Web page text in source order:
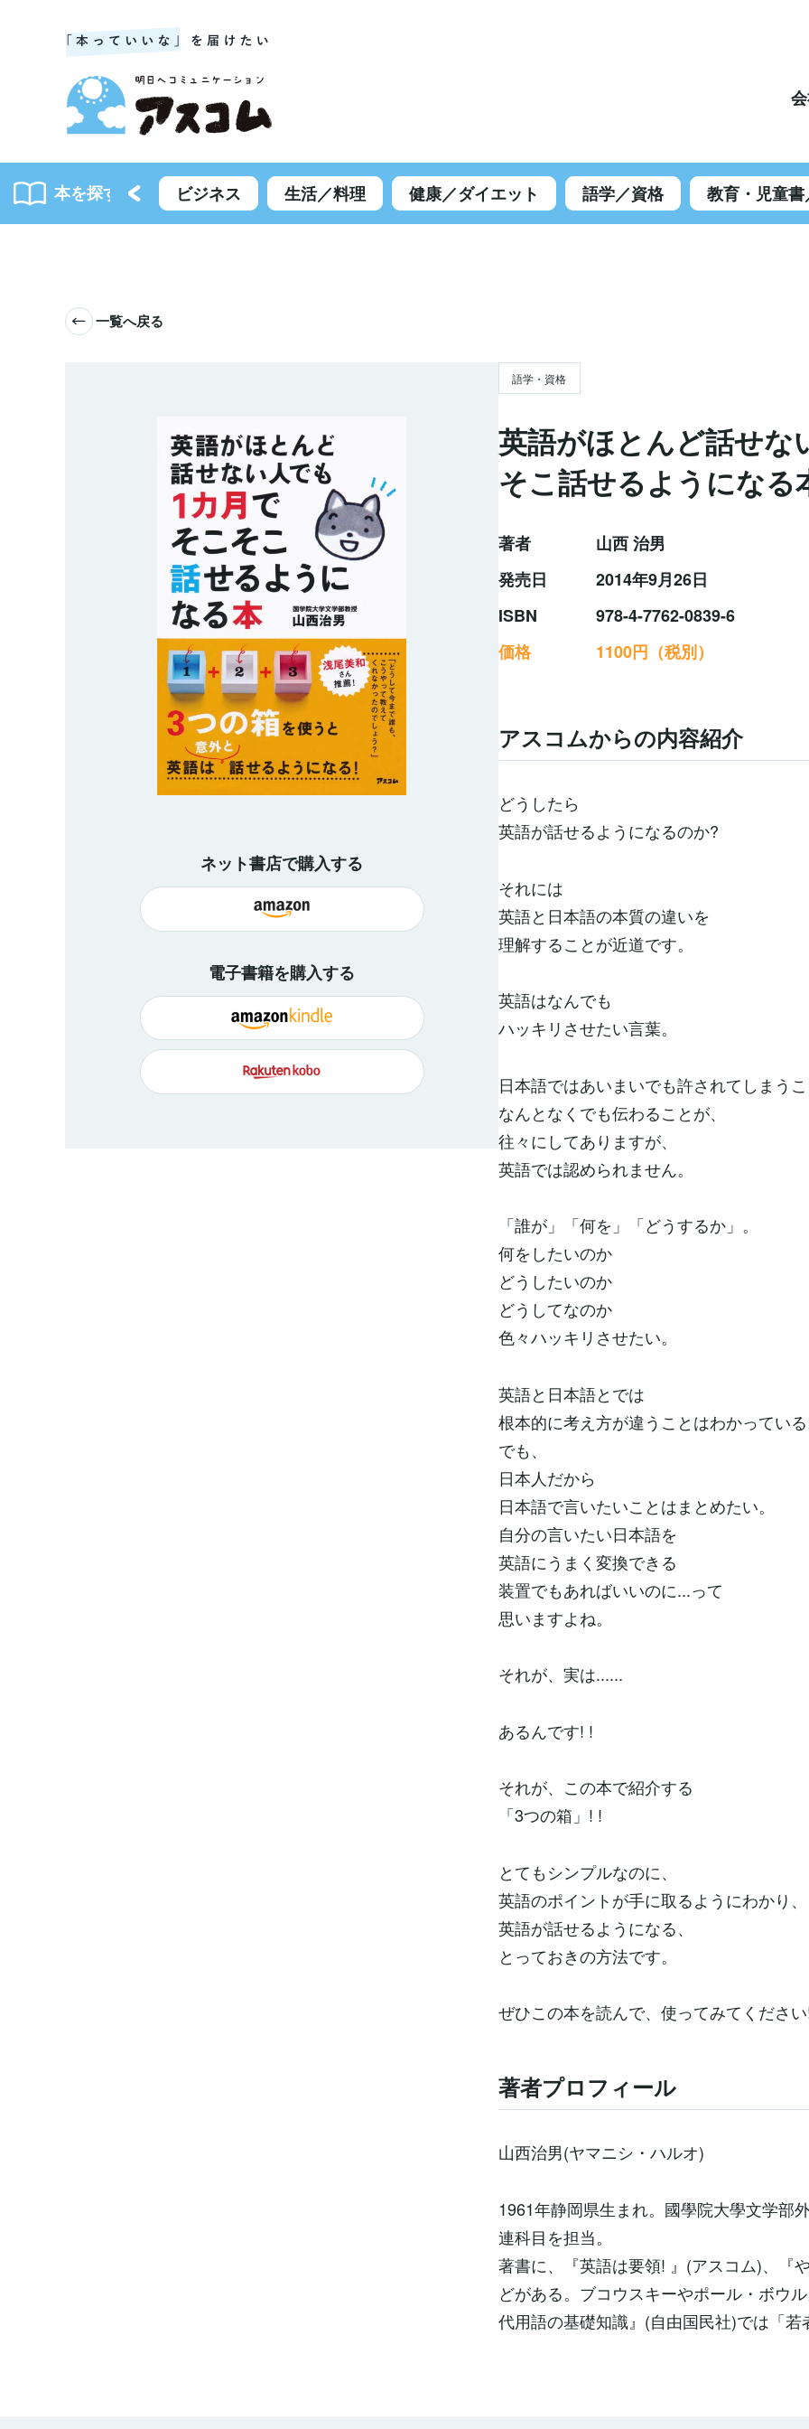
本を探す
書籍一覧 ビジネス 生活／料理 健康／ダイエット 語学／資格 教育・児童
一覧へ戻る
ネット書店で購入する
電子書籍を購入する
語学・資格
英語がほとんど話せな
そこ話せるようになる
著者
山西 治男
発売日
2014年9月26日
ISBN
978-4-7762-0839-6
価格
1100円（税別）
アスコムからの内容紹介
どうしたら
英語が話せるようになるのか?
それには
英語と日本語の本質の違いを
理解することが近道です。
英語はなんでも
ハッキリさせたい言葉。
日本語ではあいまいでも許されてしまう
なんとなくでも伝わることが、
往々にしてありますが、
英語では認められません。
「誰が」「何を」「どうするか」。
何をしたいのか
どうしたいのか
どうしてなのか
色々ハッキリさせたい。
英語と日本語とでは
根本的に考え方が違うことはわかってい
でも、
日本人だから
日本語で言いたいことはまとめたい。
自分の言いたい日本語を
英語にうまく変換できる
装置でもあればいいのに...って
思いますよね。
それが、実は......
あるんです! !
それが、この本で紹介する
「3つの箱」! !
とてもシンプルなのに、
英語のポイントが手に取るようにわかり、
英語が話せるようになる、
とっておきの方法です。
ぜひこの本を読んで、使ってみてくださ
著者プロフィール
山西治男(ヤマニシ・ハルオ)
1961年静岡県生まれ。國學院大學文学部
連科目を担当。
著書に、『英語は要領! 』(アスコム)、『
どがある。ブコウスキーやポール・ボウ
代用語の基礎知識』(自由国民社)では「